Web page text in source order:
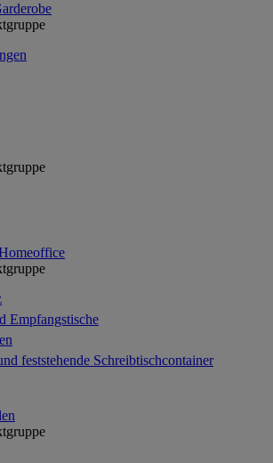
Empfangstische
feststehende Schreibtischcontainer